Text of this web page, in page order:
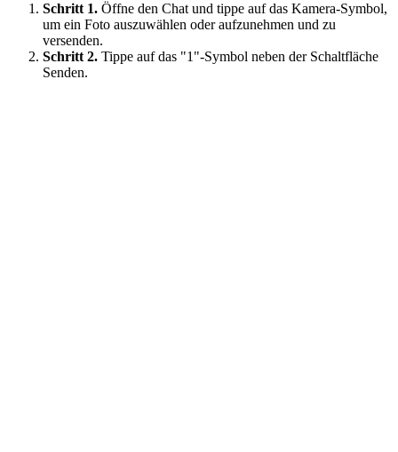
Schritt 1. Öffne den Chat und tippe auf das Kamera-Symbol,
um ein Foto auszuwählen oder aufzunehmen und zu
versenden.
Schritt 2. Tippe auf das "1"-Symbol neben der Schaltfläche
Senden.